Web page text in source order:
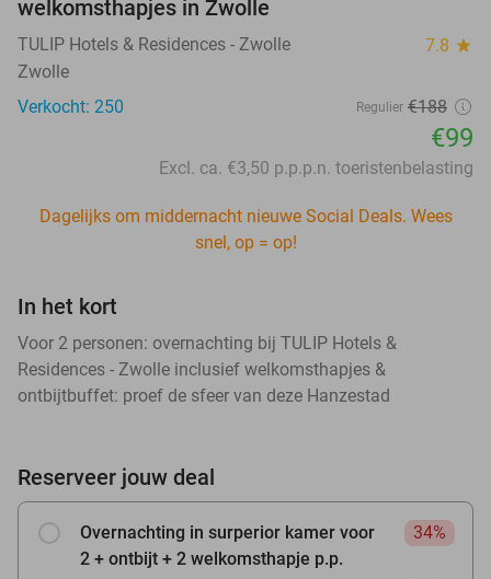
welkomsthapjes in Zwolle
TULIP Hotels & Residences - Zwolle 7.8 star
Zwolle
Verkocht: 250
Regulier €188
€99
Excl. ca. €3,50 p.p.p.n. toeristenbelasting
Dagelijks om middernacht nieuwe Social Deals. Wees
snel, op = op!
In het kort
Voor 2 personen: overnachting bij TULIP Hotels &
Residences - Zwolle inclusief welkomsthapjes &
ontbijtbuffet: proef de sfeer van deze Hanzestad
Reserveer jouw deal
Overnachting in surperior kamer voor
2 + ontbijt + 2 welkomsthapje p.p.
34%